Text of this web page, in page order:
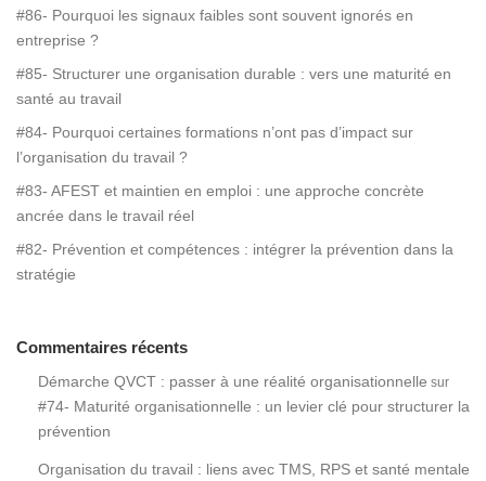
#86- Pourquoi les signaux faibles sont souvent ignorés en
entreprise ?
#85- Structurer une organisation durable : vers une maturité en
santé au travail
#84- Pourquoi certaines formations n’ont pas d’impact sur
l’organisation du travail ?
#83- AFEST et maintien en emploi : une approche concrète
ancrée dans le travail réel
#82- Prévention et compétences : intégrer la prévention dans la
stratégie
Commentaires récents
Démarche QVCT : passer à une réalité organisationnelle sur
#74- Maturité organisationnelle : un levier clé pour structurer la
prévention
Organisation du travail : liens avec TMS, RPS et santé mentale